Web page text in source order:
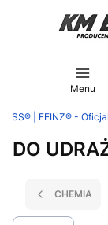
Menu
| FEINZ® -
DO
CHEMIA